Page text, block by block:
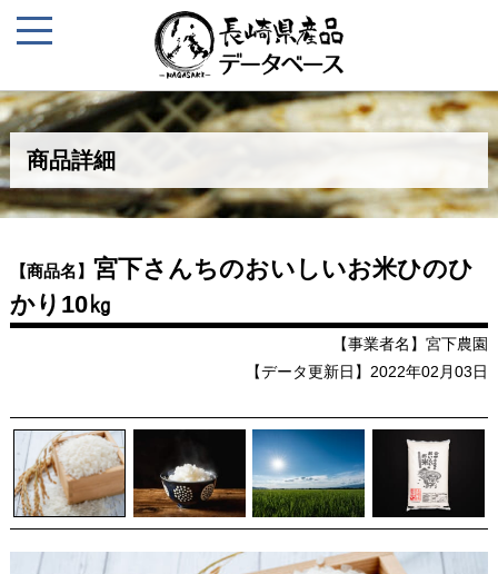
商品詳細
【商品名】 宮下さんちのおいしいお米ひのひ
かり10㎏
【事業者名】宮下農園
【データ更新日】2022年02月03日